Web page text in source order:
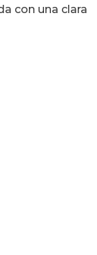
con una clara